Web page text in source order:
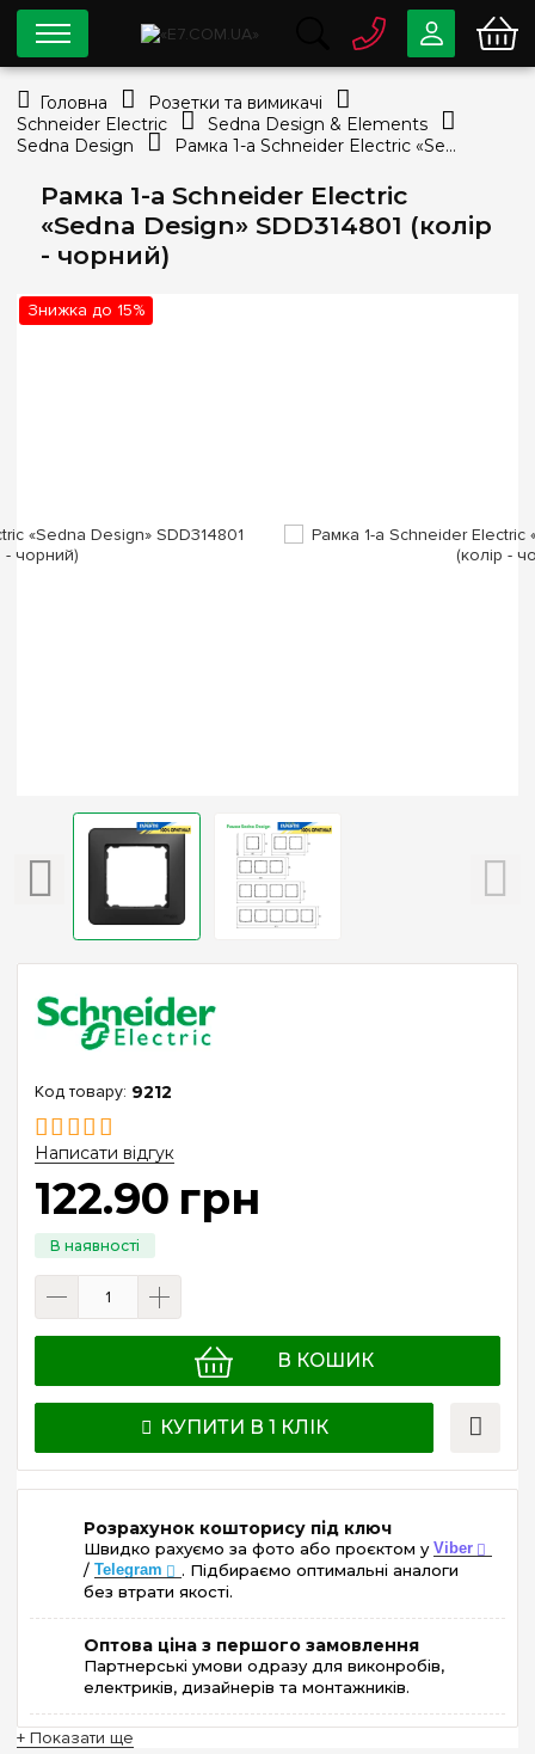
Рамка 1-а Schneider Electric
«Sedna Design» SDD314801 (колір
- чорний)
Знижка до 15%
9212
Написати відгук
122.90 грн
В КОШИК
КУПИТИ В 1 КЛІК
Розрахунок кошторису під ключ
Швидко рахуємо за фото або проєктом у Viber
/ Telegram
. Підбираємо оптимальні аналоги
без втрати якості.
Оптова ціна з першого замовлення
Партнерські умови одразу для виконробів,
електриків, дизайнерів та монтажників.
+ Показати ще
0 80033-63-07
info@e7.com.ua
044 334-79-78
Viber Telegram
Головна
Розетки та вимикачі
Schneider Electric
Sedna Design & Elements
Sedna Design
Рамка 1-а Schneider Electric «Sedna Design» SDD314801 (колір - чорний)